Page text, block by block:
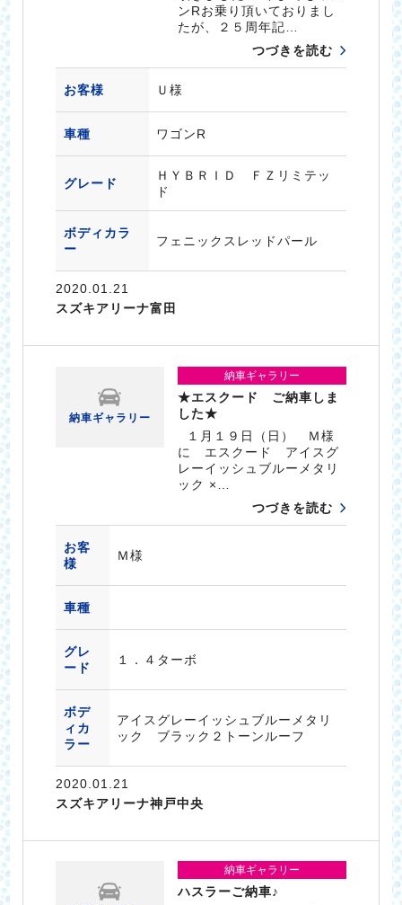
ンRお乗り頂いておりまし
たが、２５周年記…
つづきを読む
お客様 Ｕ様
車種 ワゴンR
グレード
ＨＹＢＲＩＤ ＦＺリミテッ
ド
ボディカラ
ー
フェニックスレッドパール
2020.01.21
スズキアリーナ富田
納車ギャラリー
納車ギャラリー
★エスクード ご納車しま
した★
１月１９日（日） Ｍ様
に エスクード アイスグ
レーイッシュブルーメタリ
ック ×…
つづきを読む
お客
様
Ｍ様
車種
グレ
ード
１．４ターボ
ボデ
ィカ
ラー
アイスグレーイッシュブルーメタリ
ック ブラック２トーンルーフ
2020.01.21
スズキアリーナ神戸中央
納車ギャラリー
ハスラーご納車♪